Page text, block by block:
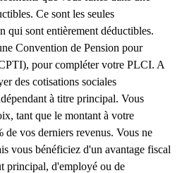
Ce sont les seules
qui sont entièrement déductibles.
Convention de Pension pour
pour compléter votre PLCI. A
des cotisations sociales
à titre principal. Vous
tant que le montant à votre
de vos derniers revenus. Vous ne
vous bénéficiez d'un avantage fiscal
principal, d'employé ou de